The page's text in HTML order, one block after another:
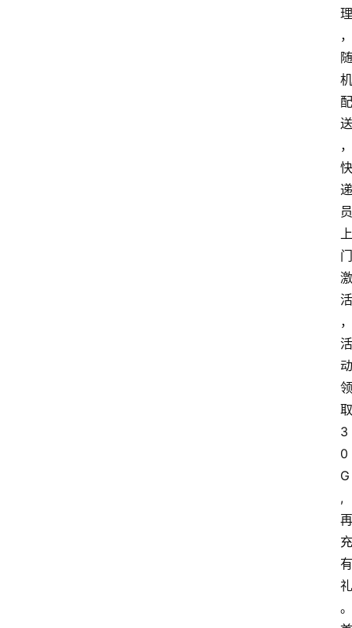
理
，
随
机
配
送
，
快
递
员
上
门
激
活
，
活
动
领
取
3
0
G
,
再
充
有
礼
。